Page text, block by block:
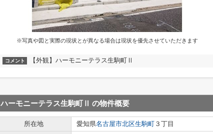
※写真や図と実際の現状とが異なる場合は現状を優先させていただきます
コメント 【外観】ハーモニーテラス生駒町Ⅱ
ハーモニーテラス生駒町Ⅱ の物件概要
所在地 愛知県名古屋市北区生駒町 ３丁目